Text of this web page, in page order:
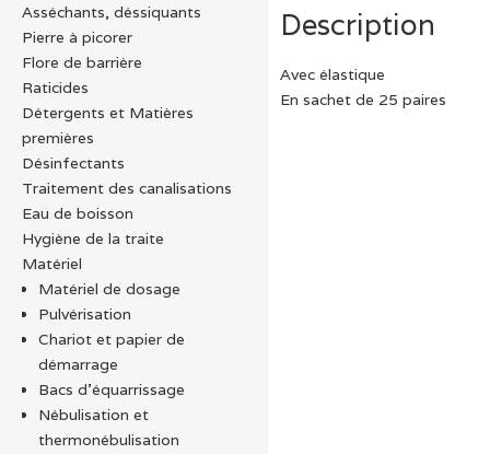
Description
Avec élastique
En sachet de 25 paires
Asséchants, déssiquants
Pierre à picorer
Flore de barrière
Raticides
Détergents et Matières
premières
Désinfectants
Traitement des canalisations
Eau de boisson
Hygiène de la traite
Matériel
Matériel de dosage
Pulvérisation
Chariot et papier de
démarrage
Bacs d'équarrissage
Nébulisation et
thermonébulisation